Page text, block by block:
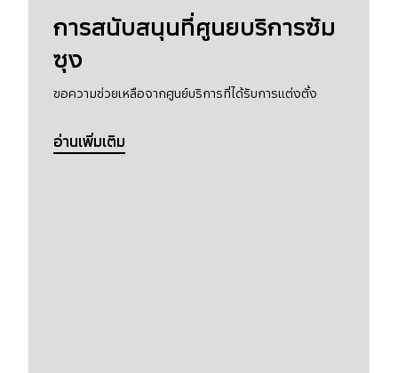
การสนับสนุนที่ศูนยบริการซัม
ซุง
ขอความช่วยเหลือจากศูนย์บริการที่ได้รับการแต่งตั้ง
อ่านเพิ่มเติม